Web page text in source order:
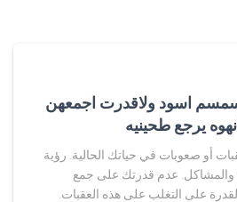
اسود ولاقدرت اجمعهن
يرجع طحينيه
أو صعوبات في حياتك الحالية. رؤية
والمشاكل. عدم قدرتك على جمع
على التغلب على هذه العقبات.